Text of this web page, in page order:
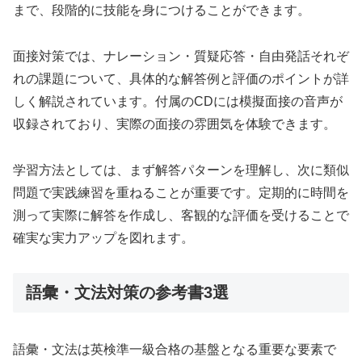
まで、段階的に技能を身につけることができます。
面接対策では、ナレーション・質疑応答・自由発話それぞ
れの課題について、具体的な解答例と評価のポイントが詳
しく解説されています。付属のCDには模擬面接の音声が
収録されており、実際の面接の雰囲気を体験できます。
学習方法としては、まず解答パターンを理解し、次に類似
問題で実践練習を重ねることが重要です。定期的に時間を
測って実際に解答を作成し、客観的な評価を受けることで
確実な実力アップを図れます。
語彙・文法対策の参考書3選
語彙・文法は英検準一級合格の基盤となる重要な要素で